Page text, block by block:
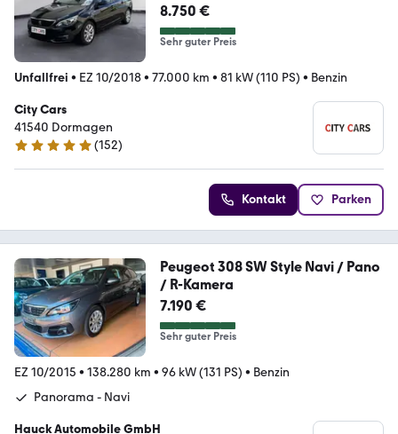
8.750 €
Sehr guter Preis
Unfallfrei • EZ 10/2018• 77.000 km • 81 kW (110 PS) • Benzin
City Cars
41540 Dormagen
4.8 Sterne
(152)
Kontakt Parken
Peugeot 308 SW Style Navi / Pano
/ R-Kamera
7.190 €
Sehr guter Preis
EZ 10/2015 • 138.280 km • 96 kW (131 PS) • Benzin
Panorama - Navi
Hauck Automobile GmbH